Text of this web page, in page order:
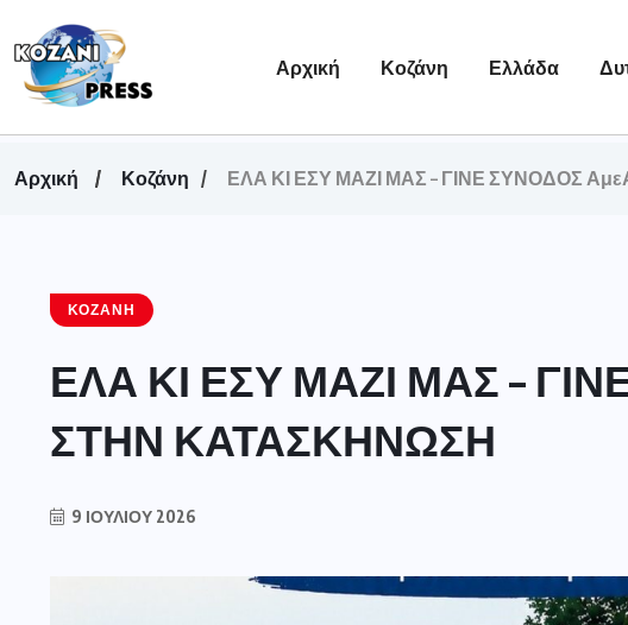
Αρχική Κοζάνη Ελλάδα
Αρχική Κοζάνη ΕΛΑ ΚΙ ΕΣΥ ΜΑΖΙ ΜΑΣ – ΓΙΝΕ ΣΥΝΟΔΟΣ
ΚΟΖΆΝΗ
ΕΛΑ ΚΙ ΕΣΥ ΜΑΖΙ ΜΑΣ –
ΣΤΗΝ ΚΑΤΑΣΚΗΝΩΣΗ
9 ΙΟΥΛΊΟΥ 2026